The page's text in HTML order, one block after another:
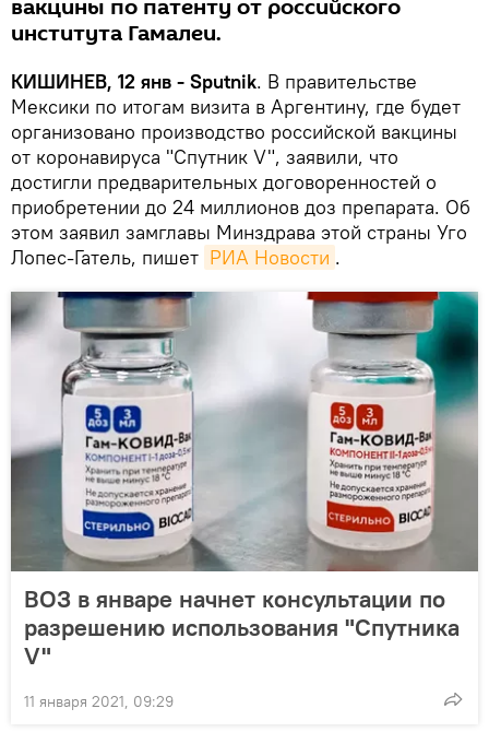
вакцины по патенту от российского
института Гамалеи.
КИШИНЕВ, 12 янв - Sputnik. В правительстве
Мексики по итогам визита в Аргентину, где будет
организовано производство российской вакцины
от коронавируса "Спутник V", заявили, что
достигли предварительных договоренностей о
приобретении до 24 миллионов доз препарата. Об
этом заявил замглавы Минздрава этой страны Уго
Лопес-Гатель, пишет РИА Новости .
ВОЗ в январе начнет консультации по
разрешению использования "Спутника
V"
11 января 2021, 09:29